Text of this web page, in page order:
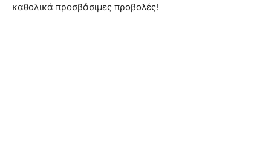
καθολικά προσβάσιμες προβολές!